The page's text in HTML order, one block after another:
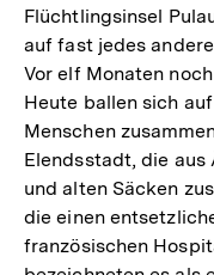
Flüchtlingsinsel
auf fast jedes
Vor elf Monaten
Heute ballen sich
Menschen
Elendsstadt, die aus
und alten Säcken
die einen
französischen